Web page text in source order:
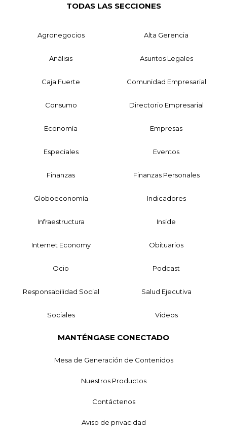
TODAS LAS SECCIONES
Agronegocios Alta Gerencia
Análisis Asuntos Legales
Caja Fuerte Comunidad Empresarial
Consumo Directorio Empresarial
Economía Empresas
Especiales Eventos
Finanzas Finanzas Personales
Globoeconomía Indicadores
Infraestructura Inside
Internet Economy Obituarios
Ocio Podcast
Responsabilidad Social Salud Ejecutiva
Sociales Videos
MANTÉNGASE CONECTADO
Mesa de Generación de Contenidos
Nuestros Productos
Contáctenos
Aviso de privacidad